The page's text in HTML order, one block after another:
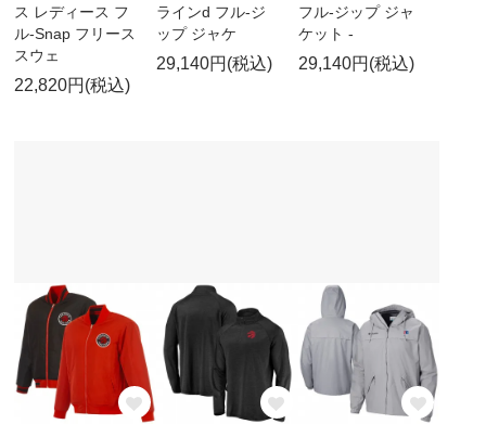
ス レディース フ
ル-Snap フリース
スウェ
22,820円(税込)
ラインd フル-ジ
ップ ジャケ
29,140円(税込)
フル-ジップ ジャ
ケット -
29,140円(税込)